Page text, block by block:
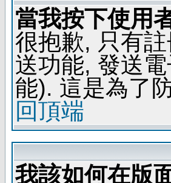
當我按下使用
很抱歉, 只有
送功能, 發送
能). 這是為了
回頂端
我該如何在版